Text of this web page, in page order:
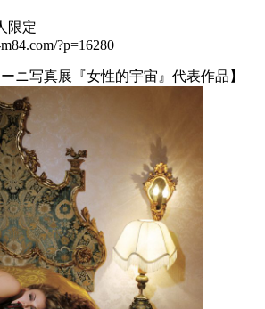
限定
?p=16280
ニ写真展『女性的宇宙』代表作品】